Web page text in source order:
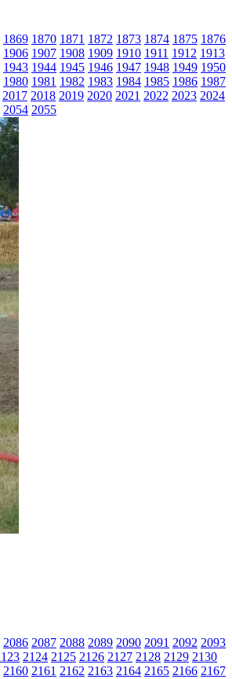
1869 1870 1871 1872 1873 1874 1875 1876
1906 1907 1908 1909 1910 1911 1912 1913
1943 1944 1945 1946 1947 1948 1949 1950
1980 1981 1982 1983 1984 1985 1986 1987
2017 2018 2019 2020 2021 2022 2023 2024
2054 2055
2086 2087 2088 2089 2090 2091 2092 2093
2124 2125 2126 2127 2128 2129 2130
2160 2161 2162 2163 2164 2165 2166 2167